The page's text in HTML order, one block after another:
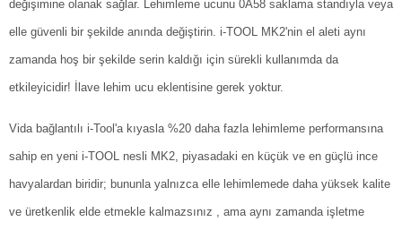
değişimine olanak sağlar. Lehimleme ucunu 0A58 saklama standıyla veya
elle güvenli bir şekilde anında değiştirin. i-TOOL MK2'nin el aleti aynı
zamanda hoş bir şekilde serin kaldığı için sürekli kullanımda da
etkileyicidir! İlave lehim ucu eklentisine gerek yoktur.
Vida bağlantılı i-Tool'a kıyasla %20 daha fazla lehimleme performansına
sahip en yeni i-TOOL nesli MK2, piyasadaki en küçük ve en güçlü ince
havyalardan biridir; bununla yalnızca elle lehimlemede daha yüksek kalite
ve üretkenlik elde etmekle kalmazsınız , ama aynı zamanda işletme